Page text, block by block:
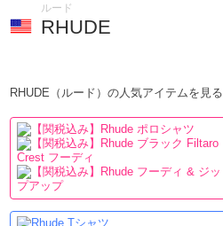
ルード
RHUDE
RHUDE（ルード）の人気アイテムを見る